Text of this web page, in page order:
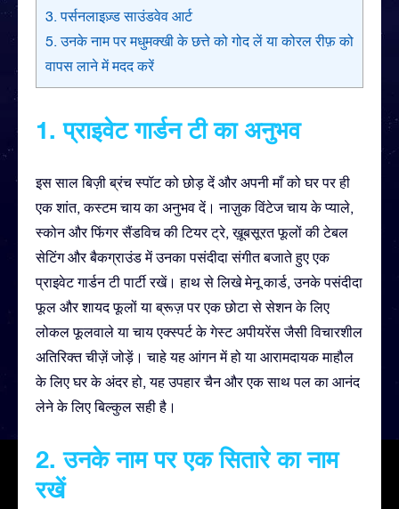
3. पर्सनलाइज़्ड साउंडवेव आर्ट
5. उनके नाम पर मधुमक्खी के छत्ते को गोद लें या कोरल रीफ़ को
वापस लाने में मदद करें
1. प्राइवेट गार्डन टी का अनुभव
इस साल बिज़ी ब्रंच स्पॉट को छोड़ दें और अपनी माँ को घर पर ही
एक शांत, कस्टम चाय का अनुभव दें। नाज़ुक विंटेज चाय के प्याले,
स्कोन और फिंगर सैंडविच की टियर ट्रे, ख़ूबसूरत फूलों की टेबल
सेटिंग और बैकग्राउंड में उनका पसंदीदा संगीत बजाते हुए एक
प्राइवेट गार्डन टी पार्टी रखें। हाथ से लिखे मेनू कार्ड, उनके पसंदीदा
फूल और शायद फूलों या ब्रूज़ पर एक छोटा से सेशन के लिए
लोकल फूलवाले या चाय एक्स्पर्ट के गेस्ट अपीयरेंस जैसी विचारशील
अतिरिक्त चीज़ें जोड़ें। चाहे यह आंगन में हो या आरामदायक माहौल
के लिए घर के अंदर हो, यह उपहार चैन और एक साथ पल का आनंद
लेने के लिए बिल्कुल सही है।
2. उनके नाम पर एक सितारे का नाम
रखें